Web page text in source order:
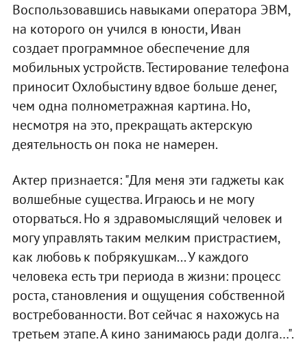
Воспользовавшись навыками оператора ЭВМ,
на которого он учился в юности, Иван
создает программное обеспечение для
мобильных устройств. Тестирование телефона
приносит Охлобыстину вдвое больше денег,
чем одна полнометражная картина. Но,
несмотря на это, прекращать актерскую
деятельность он пока не намерен.
Актер признается: "Для меня эти гаджеты как
волшебные существа. Играюсь и не могу
оторваться. Но я здравомыслящий человек и
могу управлять таким мелким пристрастием,
как любовь к побрякушкам... У каждого
человека есть три периода в жизни: процесс
роста, становления и ощущения собственной
востребованности. Вот сейчас я нахожусь на
третьем этапе. А кино занимаюсь ради долга…".